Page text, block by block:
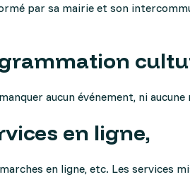
par sa mairie et son
aucun événement, ni
en ligne,
en ligne, etc. Les services